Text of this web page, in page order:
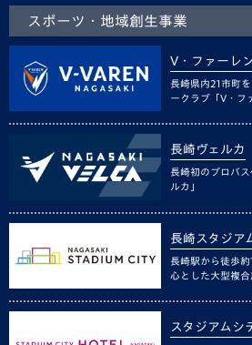
スポーツ・地域創生事業
V・ファーレ
長崎県内21市町
ークラブ「V・フ
長崎ヴェルカ
長崎初のプロバ
ルカ」
長崎スタジア
長崎駅から徒歩
心とした大型複合
スタジアムシ